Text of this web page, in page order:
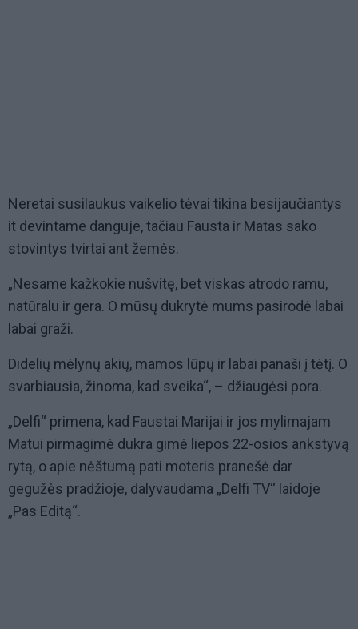
Neretai susilaukus vaikelio tėvai tikina besijaučiantys
it devintame danguje, tačiau Fausta ir Matas sako
stovintys tvirtai ant žemės.
„Nesame kažkokie nušvitę, bet viskas atrodo ramu,
natūralu ir gera. O mūsų dukrytė mums pasirodė labai
labai graži.
Didelių mėlynų akių, mamos lūpų ir labai panaši į tėtį. O
svarbiausia, žinoma, kad sveika“, – džiaugėsi pora.
„Delfi“ primena, kad Faustai Marijai ir jos mylimajam
Matui pirmagimė dukra gimė liepos 22-osios ankstyvą
rytą, o apie nėštumą pati moteris pranešė dar
gegužės pradžioje, dalyvaudama „Delfi TV“ laidoje
„Pas Editą“.